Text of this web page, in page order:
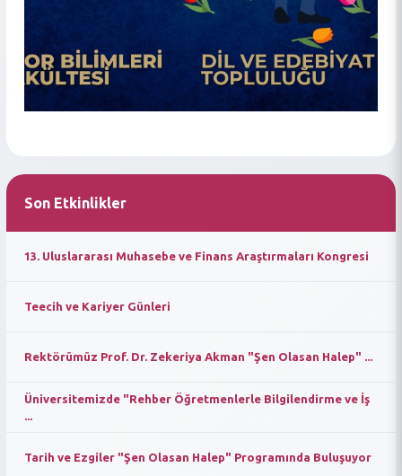
Son Etkinlikler
13. Uluslararası Muhasebe ve Finans Araştırmaları Kongresi
Teecih ve Kariyer Günleri
Rektörümüz Prof. Dr. Zekeriya Akman "Şen Olasan Halep" ...
Üniversitemizde "Rehber Öğretmenlerle Bilgilendirme ve İş
Tarih ve Ezgiler "Şen Olasan Halep" Programında Buluşuyor